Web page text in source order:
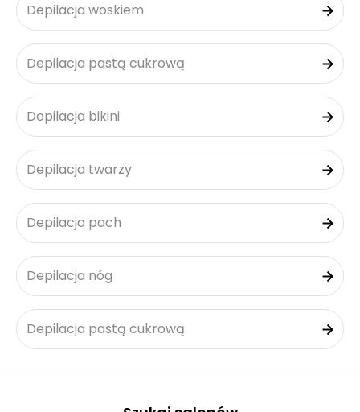
Depilacja woskiem
Depilacja pastą cukrową
Depilacja bikini
Depilacja twarzy
Depilacja pach
Depilacja nóg
Depilacja pastą cukrową